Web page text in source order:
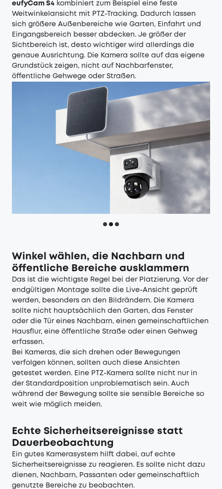
eufyCam S4 kombiniert zum Beispiel eine feste
Weitwinkelansicht mit PTZ-Tracking. Dadurch lassen
sich größere Außenbereiche wie Garten, Einfahrt und
Eingangsbereich besser abdecken. Je größer der
Sichtbereich ist, desto wichtiger wird allerdings die
genaue Ausrichtung. Die Kamera sollte auf das eigene
Grundstück zeigen, nicht auf Nachbarfenster,
öffentliche Gehwege oder Straßen.
Winkel wählen, die Nachbarn und
öffentliche Bereiche ausklammern
Das ist die wichtigste Regel bei der Platzierung. Vor der
endgültigen Montage sollte die Live-Ansicht geprüft
werden, besonders an den Bildrändern. Die Kamera
sollte nicht hauptsächlich den Garten, das Fenster
oder die Tür eines Nachbarn, einen gemeinschaftlichen
Hausflur, eine öffentliche Straße oder einen Gehweg
erfassen.
Bei Kameras, die sich drehen oder Bewegungen
verfolgen können, sollten auch diese Ansichten
getestet werden. Eine PTZ-Kamera sollte nicht nur in
der Standardposition unproblematisch sein. Auch
während der Bewegung sollte sie sensible Bereiche so
weit wie möglich meiden.
Echte Sicherheitsereignisse statt
Dauerbeobachtung
Ein gutes Kamerasystem hilft dabei, auf echte
Sicherheitsereignisse zu reagieren. Es sollte nicht dazu
dienen, Nachbarn, Passanten oder gemeinschaftlich
genutzte Bereiche zu beobachten.